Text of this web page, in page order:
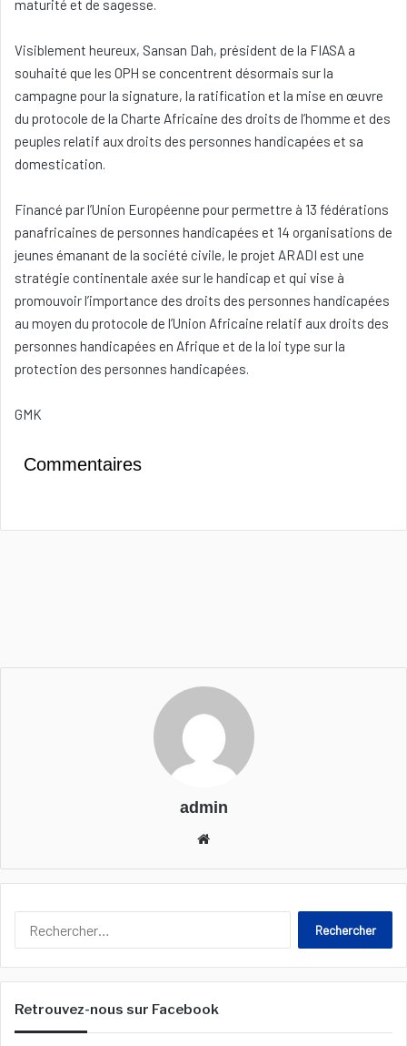
maturité et de sagesse.
Visiblement heureux, Sansan Dah, président de la FIASA a
souhaité que les OPH se concentrent désormais sur la
campagne pour la signature, la ratification et la mise en œuvre
du protocole de la Charte Africaine des droits de l’homme et des
peuples relatif aux droits des personnes handicapées et sa
domestication.
Financé par l’Union Européenne pour permettre à 13 fédérations
panafricaines de personnes handicapées et 14 organisations de
jeunes émanant de la société civile, le projet ARADI est une
stratégie continentale axée sur le handicap et qui vise à
promouvoir l’importance des droits des personnes handicapées
au moyen du protocole de l’Union Africaine relatif aux droits des
personnes handicapées en Afrique et de la loi type sur la
protection des personnes handicapées.
GMK
Commentaires
admin
te
c
Retrouvez-nous sur Facebook